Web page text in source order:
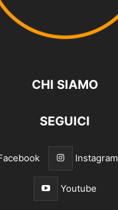
CHI SIAMO
SEGUICI
Instagram
Youtube